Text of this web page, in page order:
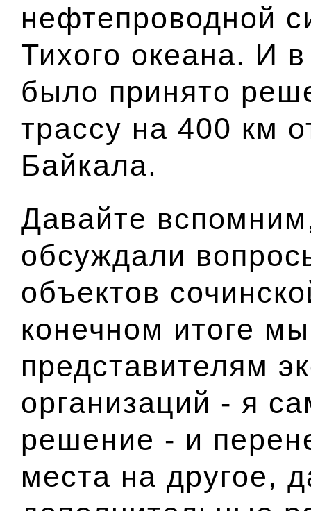
нефтепроводной
Тихого океана. И в
было принято
трассу на 400 км
Байкала.
Давайте
обсуждали
объектов
конечном итоге
представителям
организаций - я
решение - и
места на другое,